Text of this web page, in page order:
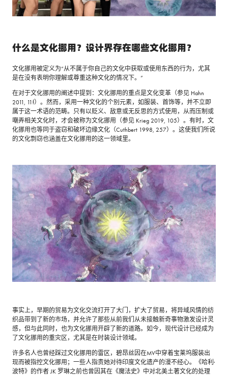
什么是文化挪用？设计界存在哪些文化挪用？
文化挪用被定义为“从不属于你自己的文化中获取或使用东西的行为，尤其
是在没有表明你理解或尊重这种文化的情况下。”
在对于文化挪用的阐述中提到：文化挪用的重点是文化变革（参见 Hahn
2011, 11f）。然而，采用一种文化的个别元素，如服装、首饰等，并不立即
属于这一术语的范畴。只有以贬义、敌意或无反思的方式使用，从而压制或
嘲弄相关文化时，才会被称为文化挪用（参见 Krieg 2019, 105）。有时，文
化挪用也等同于盗窃和破坏边缘文化（Cuthbert 1998, 257）。这使我们所说
的文化剽窃也涵盖在文化挪用的这一领域里。
事实上，早期的贸易为文化交流打开了大门，扩大了贸易，将异域风情的纺
织品带到了新的市场，并允许了那些从前我们从未接触新奇事物激发设计灵
感，但与此同时，也为文化挪用开辟了新的道路。如今，现代设计已经成为
了文化挪用的重灾区，尤其是在时装设计领域。
许多名人也曾经踩过文化挪用的雷区，碧昂丝因在MV中穿着宝莱坞服装出
现而被指控文化挪用；一些人指责她对待印度文化遗产的漫不经心。《哈利·
波特》的作者 JK 罗琳之前也曾因其在《魔法史》中对北美土著文化的处理